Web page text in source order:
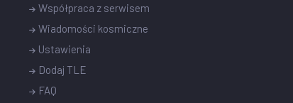
Współpraca z serwisem
Wiadomości kosmiczne
Ustawienia
Dodaj TLE
FAQ